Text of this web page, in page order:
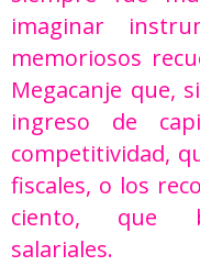
imaginar
memoriosos
Megacanje que,
ingreso de
competitividad,
fiscales, o los
ciento, que
salariales.